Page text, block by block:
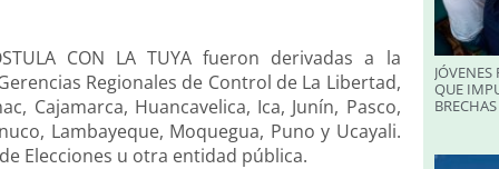
CON LA TUYA fueron derivadas a la
Regionales de Control de La Libertad,
Cajamarca, Huancavelica, Ica, Junín, Pasco,
Lambayeque, Moquegua, Puno y Ucayali.
Elecciones u otra entidad pública.
QUE